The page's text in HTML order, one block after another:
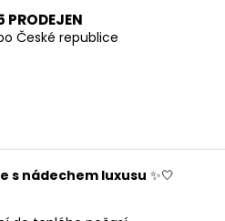
PRODEJEN
České republice
s nádechem luxusu ✨🤍